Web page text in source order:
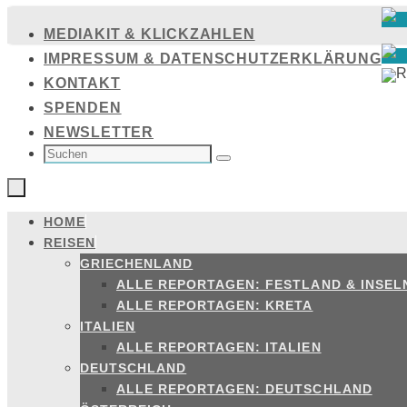
Inhalt
springen
MEDIAKIT & KLICKZAHLEN
IMPRESSUM & DATENSCHUTZERKLÄRUNG
KONTAKT
SPENDEN
NEWSLETTER
SUCHEN
NACH: Suchen
Zum
Inhalt
springen
HOME
REISEN
GRIECHENLAND
ALLE REPORTAGEN: FESTLAND &
ALLE REPORTAGEN: KRETA
ITALIEN
ALLE REPORTAGEN: ITALIEN
DEUTSCHLAND
ALLE REPORTAGEN: DEUTSCHLAND